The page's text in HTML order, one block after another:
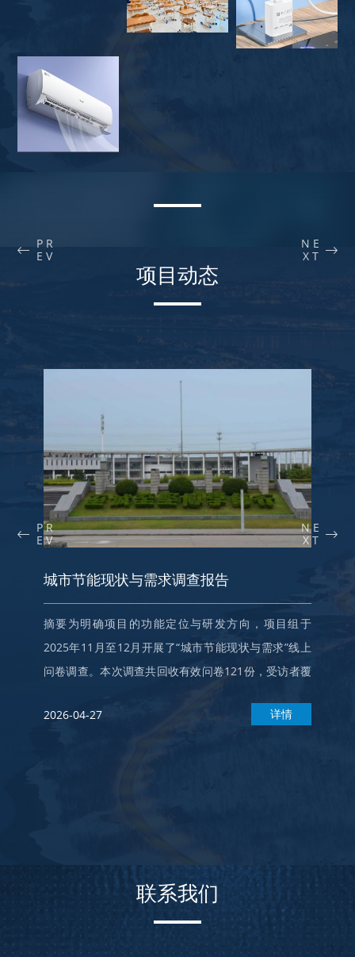
P R
E V
N E
X T
项目动态
P R
E V
N E
X T
城市节能现状与需求调查报告
摘要为明确项目的功能定位与研发方向，项目组于
2025年11月至12月开展了“城市节能现状与需求”线上
问卷调查。本次调查共回收有效问卷121份，受访者覆
2026-04-27
详情
联系我们